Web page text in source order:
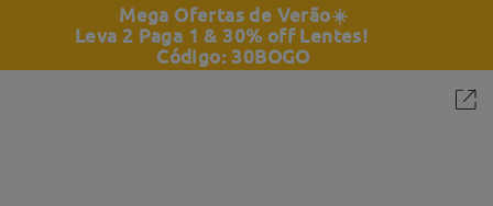
Mega Ofertas de Verão☀️
Leva 2 Paga 1 & 30% off Lentes!
Código: 30BOGO